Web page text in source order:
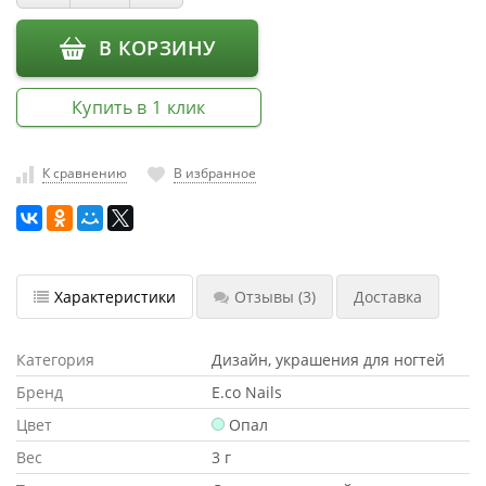
насадки
Хранение
инструмента
РАСПРОДАЖА
В КОРЗИНУ
Купить в 1 клик
К сравнению В избранное
Характеристики Отзывы (3) Доставка
Категория
Дизайн, украшения для ногтей
Бренд
E.co Nails
Цвет
Опал
Вес
3 г